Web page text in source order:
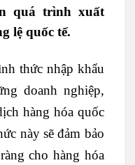
quá trình xuất
lệ quốc tế.
thức nhập khẩu
doanh nghiệp,
hàng hóa quốc
này sẽ đảm bảo
cho hàng hóa